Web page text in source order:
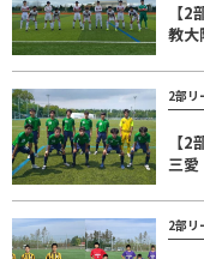
【
教大
2部リ
【
三愛
2部リ